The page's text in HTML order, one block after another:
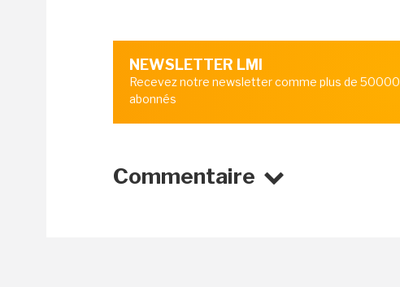
NEWSLETTER LMI
Recevez notre newsletter comme plus de 50000
abonnés
Commentaire